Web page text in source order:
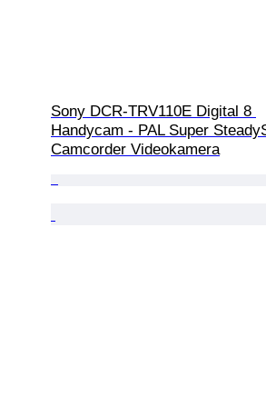
Sony DCR-TRV110E Digital 8
Handycam - PAL Super
Camcorder Videokamera